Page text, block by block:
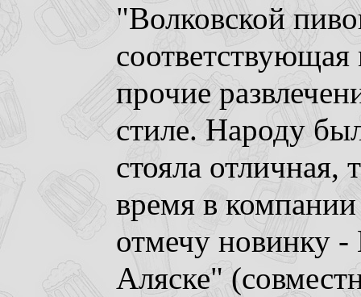
"Волковской
прочие
стиле. Народу
стояла отличная,
время в
отмечу новинку
Аляске"